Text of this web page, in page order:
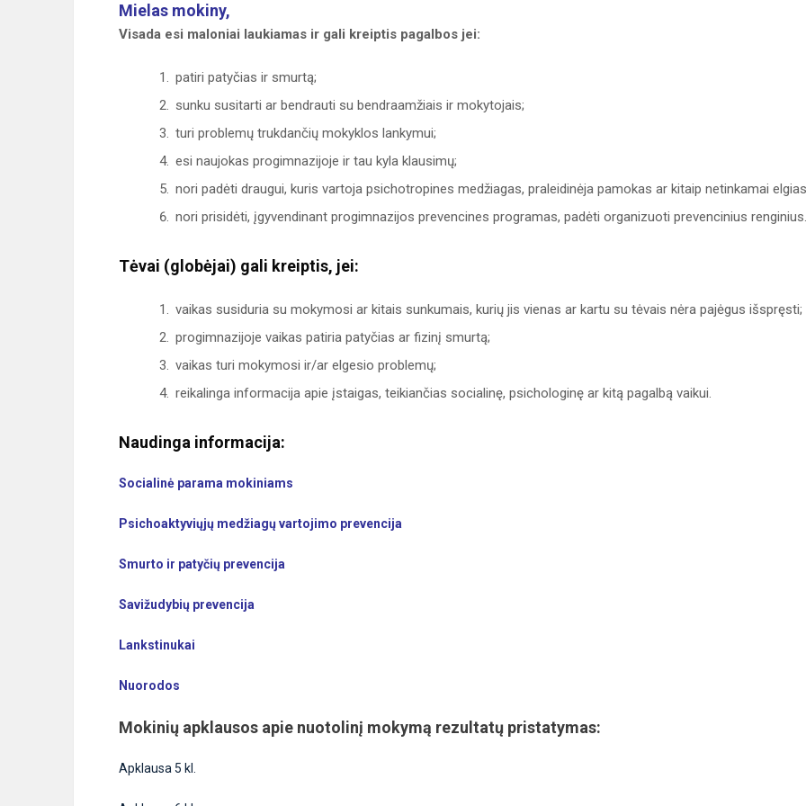
Mielas mokiny,
Visada esi maloniai laukiamas ir gali kreiptis pagalbos jei:
patiri patyčias ir smurtą;
sunku susitarti ar bendrauti su bendraamžiais ir mokytojais;
turi problemų trukdančių mokyklos lankymui;
esi naujokas progimnazijoje ir tau kyla klausimų;
nori padėti draugui, kuris vartoja psichotropines medžiagas, praleidinėja pamokas ar kitaip netinkamai
nori prisidėti, įgyvendinant progimnazijos prevencines programas, padėti organizuoti prevencinius renginius.
Tėvai (globėjai) gali kreiptis, jei:
vaikas susiduria su mokymosi ar kitais sunkumais, kurių jis vienas ar kartu su tėvais nėra pajėgus išspręsti;
progimnazijoje vaikas patiria patyčias ar fizinį smurtą;
vaikas turi mokymosi ir/ar elgesio problemų;
reikalinga informacija apie įstaigas, teikiančias socialinę, psichologinę ar kitą pagalbą vaikui.
Naudinga informacija:
Socialinė parama mokiniams
Psichoaktyviųjų medžiagų vartojimo prevencija
Smurto ir patyčių prevencija
Savižudybių prevencija
Lankstinukai
Nuorodos
Mokinių apklausos apie nuotolinį mokymą rezultatų pristatymas:
Apklausa 5 kl.